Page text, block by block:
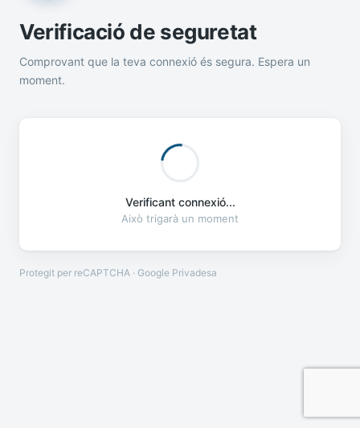
Verificació de seguretat
Comprovant que la teva connexió és segura. Espera un
moment.
Verificant connexió...
Això trigarà un moment
Protegit per reCAPTCHA · Google Privadesa